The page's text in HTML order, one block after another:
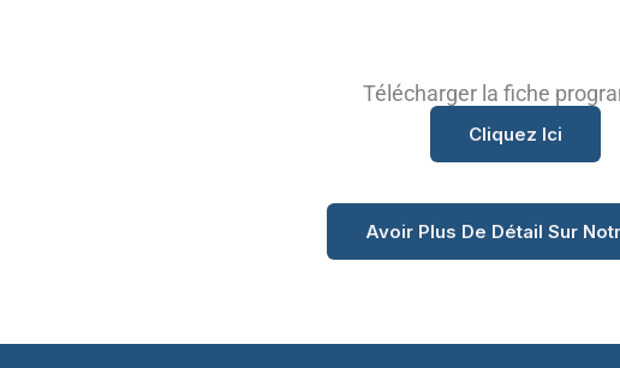
Télécharger la fiche
Cliquez Ici
Avoir Plus De Détail Sur